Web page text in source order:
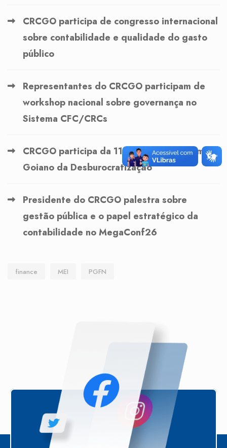
CRCGO participa de congresso internacional
sobre contabilidade e qualidade do gasto
público
Representantes do CRCGO participam de
workshop nacional sobre governança no
Sistema CFC/CRCs
CRCGO participa da 11ª reunião do Fórum
Goiano da Desburocratização
Presidente do CRCGO palestra sobre
gestão pública e o papel estratégico da
contabilidade no MegaConf26
finance MEI PGFN